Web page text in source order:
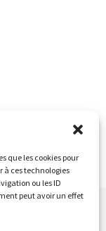
que les cookies pour
à ces technologies
ou les ID
peut avoir un effet